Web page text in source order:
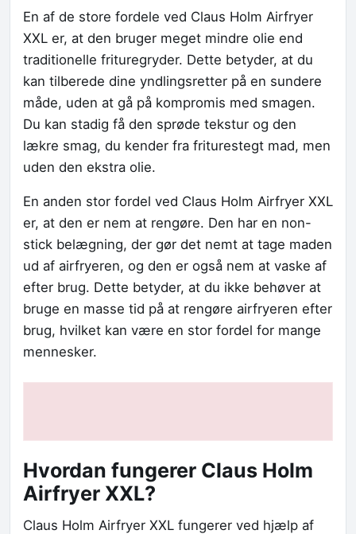
En af de store fordele ved Claus Holm Airfryer
XXL er, at den bruger meget mindre olie end
traditionelle frituregryder. Dette betyder, at du
kan tilberede dine yndlingsretter på en sundere
måde, uden at gå på kompromis med smagen.
Du kan stadig få den sprøde tekstur og den
lækre smag, du kender fra friturestegt mad, men
uden den ekstra olie.
En anden stor fordel ved Claus Holm Airfryer XXL
er, at den er nem at rengøre. Den har en non-
stick belægning, der gør det nemt at tage maden
ud af airfryeren, og den er også nem at vaske af
efter brug. Dette betyder, at du ikke behøver at
bruge en masse tid på at rengøre airfryeren efter
brug, hvilket kan være en stor fordel for mange
mennesker.
Hvordan fungerer Claus Holm
Airfryer XXL?
Claus Holm Airfryer XXL fungerer ved hjælp af